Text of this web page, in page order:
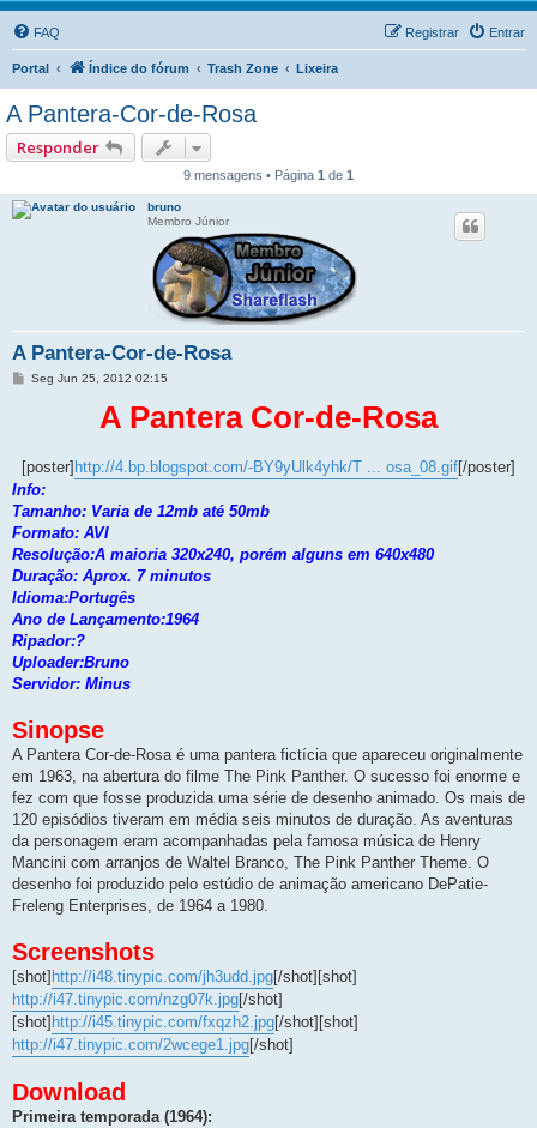
FAQ Entrar
Registrar
Portal Índice do fórum Trash Zone Lixeira
A Pantera-Cor-de-Rosa
Responder
9 mensagens • Página 1 de 1
bruno
Membro Júnior
A Pantera-Cor-de-Rosa
M
e
m
Seg Jun 25, 2012 02:15
A Pantera Cor-de-Rosa
[poster] http://4.bp.blogspot.com/-BY9yUlk4yhk/T ... osa_08.gif[/poster]
Info:
Tamanho: Varia de 12mb até 50mb
Formato: AVI
Resolução:A maioria 320x240, porém alguns em 640x480
Duração: Aprox. 7 minutos
Idioma:Portugês
Ano de Lançamento:1964
Ripador:?
Uploader:Bruno
Servidor: Minus
Sinopse
A Pantera Cor-de-Rosa é uma pantera fictícia que apareceu originalmente
em 1963, na abertura do filme The Pink Panther. O sucesso foi enorme e
fez com que fosse produzida uma série de desenho animado. Os mais de
120 episódios tiveram em média seis minutos de duração. As aventuras
da personagem eram acompanhadas pela famosa música de Henry
Mancini com arranjos de Waltel Branco, The Pink Panther Theme. O
desenho foi produzido pelo estúdio de animação americano DePatie-
Freleng Enterprises, de 1964 a 1980.
Screenshots
[shot] http://i48.tinypic.com/jh3udd.jpg[/shot][shot]
http://i47.tinypic.com/nzg07k.jpg[/shot]
[shot] http://i45.tinypic.com/fxqzh2.jpg[/shot][shot]
http://i47.tinypic.com/2wcege1.jpg[/shot]
Download
Primeira temporada (1964):